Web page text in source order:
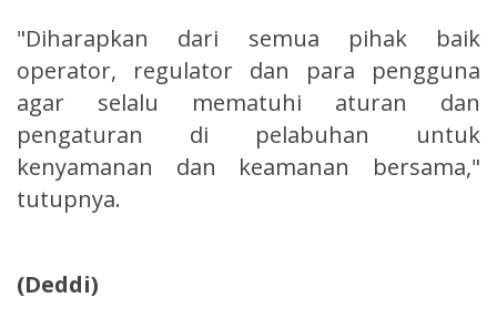
"Diharapkan dari semua pihak baik
operator, regulator dan para pengguna
agar selalu mematuhi aturan dan
pengaturan di pelabuhan untuk
kenyamanan dan keamanan bersama,"
tutupnya.
(Deddi)